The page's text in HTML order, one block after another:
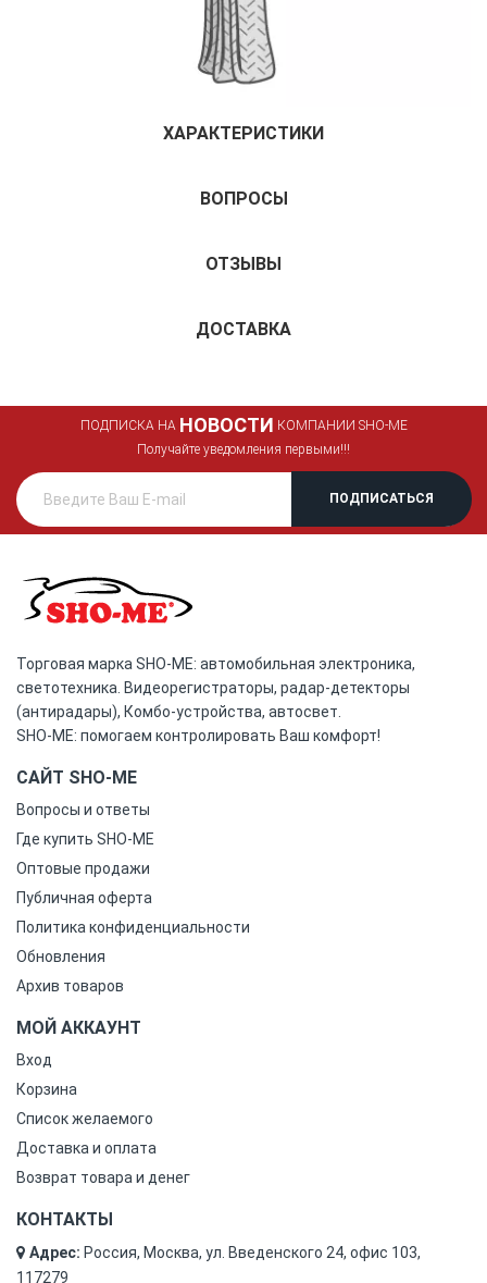
ХАРАКТЕРИСТИКИ
ВОПРОСЫ
ОТЗЫВЫ
ДОСТАВКА
ПОДПИСКА НА НОВОСТИ КОМПАНИИ SHO-ME
Получайте уведомления первыми!!!
Торговая марка SHO-ME: автомобильная электроника,
светотехника. Видеорегистраторы, радар-детекторы
(антирадары), Комбо-устройства, автосвет.
SHO-ME: помогаем контролировать Ваш комфорт!
САЙТ SHO-ME
Вопросы и ответы
Где купить SHO-ME
Оптовые продажи
Публичная оферта
Политика конфиденциальности
Обновления
Архив товаров
МОЙ АККАУНТ
Вход
Корзина
Список желаемого
Доставка и оплата
Возврат товара и денег
КОНТАКТЫ
Адрес: Россия, Москва, ул. Введенского 24, офис 103,
117279